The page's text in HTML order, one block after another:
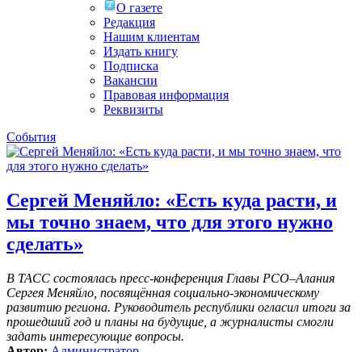
О газете
Редакция
Нашим клиентам
Издать книгу
Подписка
Вакансии
Правовая информация
Реквизиты
События
Сергей Меняйло: «Есть куда расти, и
мы точно знаем, что для этого нужно
сделать»
В ТАСС состоялась пресс-конференция Главы РСО–Алания
Сергея Меняйло, посвящённая социально-экономическому
развитию региона. Руководитель республики огласил итоги за
прошедший год и планы на будущие, а журналисты смогли
задать интересующие вопросы.